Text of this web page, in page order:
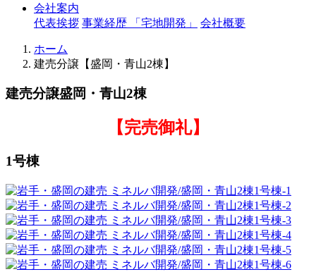
会社案内
代表挨拶 事業経歴 「宅地開発」 会社概要
ホーム
建売分譲【盛岡・青山2棟】
建売分譲盛岡・青山2棟
【完売御礼】
1号棟